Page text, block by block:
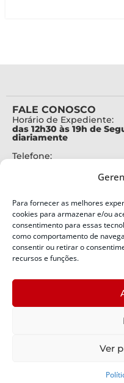
Para fornecer as melhores
cookies para armazenar e/ou
consentimento para essas
como comportamento de
consentir ou retirar o
recursos e funções.
Ver
FALE CONOSCO
Horário de Expediente:
das 12h30 às 19h de
diariamente
Telefone:
Alertas Defesa Civil:
SMS 40199
ENDEREÇO
Defesa Civil do Estado de
Bairro:
Capoeiras, Florianópolis,
Política de Privacidade